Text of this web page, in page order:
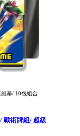
暴/ 10包組合
戰術牌組/ 超級